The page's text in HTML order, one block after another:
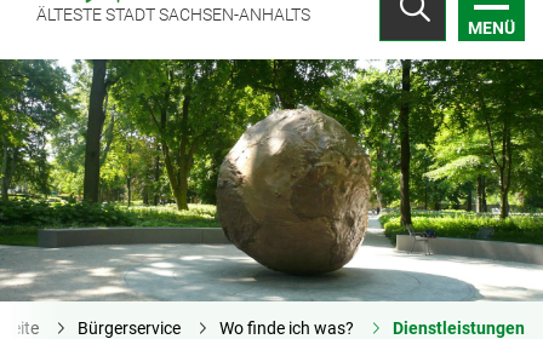
ÄLTESTE STADT SACHSEN-ANHALTS
MENÜ
Bürgerservice Wo finde ich was? Dienstleistungen